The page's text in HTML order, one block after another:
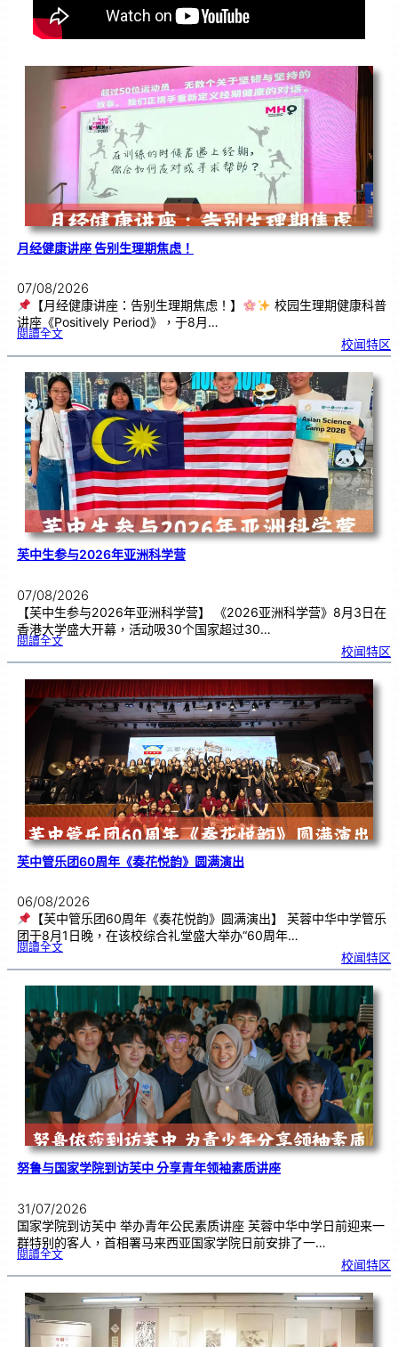
月经健康讲座 告别生理期焦虑！
07/08/2026
【月经健康讲座：告别生理期焦虑！】
校园生理期健康科普
讲座《Positively Period》，于8月…
閱讀全文:月
康
座
告
别
生
理
期
焦
虑
！
校闻特区
芙中生参与2026年亚洲科学营
07/08/2026
【芙中生参与2026年亚洲科学营】 《2026亚洲科学营》8月3日在
香港大学盛大开幕，活动吸30个国家超过30…
閱讀全文:芙
参
2
0
2
6
年
亚
洲科
校闻特区
芙中管乐团60周年《奏花悦韵》圆满演出
06/08/2026
【芙中管乐团60周年《奏花悦韵》圆满演出】 芙蓉中华中学管乐
团于8月1日晚，在该校综合礼堂盛大举办“60周年…
閱讀全文:芙
乐
6
0
《
奏
花
悦
韵
》
圆
满
演
出
校闻特区
努鲁与国家学院到访芙中 分享青年领袖素质讲座
31/07/2026
国家学院到访芙中 举办青年公民素质讲座 芙蓉中华中学日前迎来一
群特别的客人，首相署马来西亚国家学院日前安排了一…
閱讀全文:努
国
学
院
到
访
中
分
享
青
校闻特区